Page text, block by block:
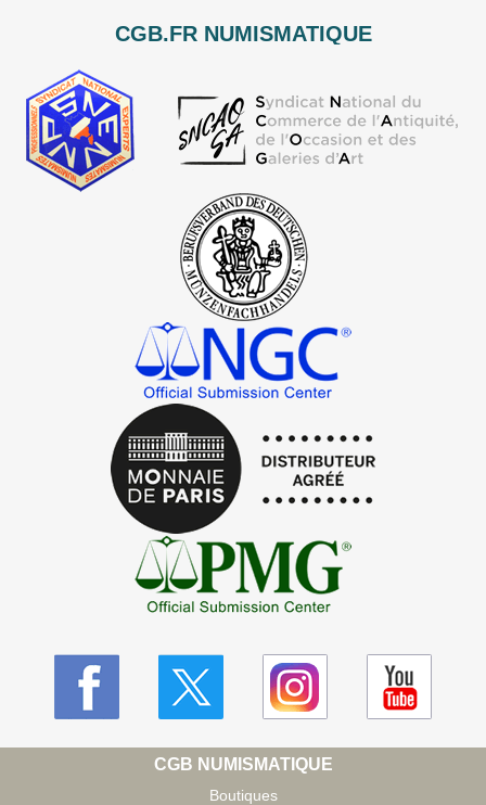
CGB.FR NUMISMATIQUE
CGB NUMISMATIQUE
Boutiques